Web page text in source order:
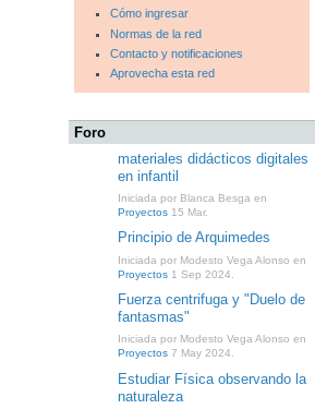
Cómo ingresar
Normas de la red
Contacto y notificaciones
Aprovecha esta red
Foro
materiales didácticos digitales
en infantil
Iniciada por Blanca Besga en
Proyectos 15 Mar.
Principio de Arquimedes
Iniciada por Modesto Vega Alonso en
Proyectos 1 Sep 2024.
Fuerza centrifuga y "Duelo de
fantasmas"
Iniciada por Modesto Vega Alonso en
Proyectos 7 May 2024.
Estudiar Física observando la
naturaleza